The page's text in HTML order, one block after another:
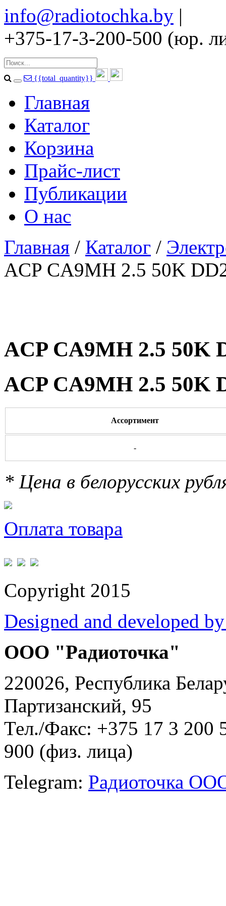
info@radiotochka.by |
+375-17-3-200-500 (юр.
{{total_quantity}}
Главная
Каталог
Корзина
Прайс-лист
Публикации
О нас
Главная / Каталог /
ACP CA9MH 2.5 50K
ACP CA9MH 2.5 50K
ACP CA9MH 2.5 50K
Ассортимент
-
* Цена в белорусских
Оплата товара
Copyright 2015
Designed and developed
ООО "Радиоточка"
220026, Республика
Партизанский, 95
Тел./Факс: +375 17 3
900 (физ. лица)
Telegram: Радиоточка